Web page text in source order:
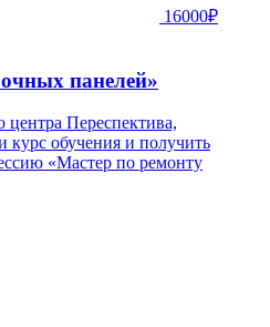
16000₽
панелей»
Переспектива,
курс обучения и получить
«Мастер по ремонту